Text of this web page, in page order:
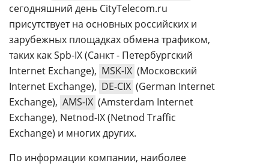
сегодняшний день CityTelecom.ru
присутствует на основных российских и
зарубежных площадках обмена трафиком,
таких как Spb-IX (Санкт - Петербургский
Internet Exchange), MSK-IX (Московский
Internet Exchange), DE-CIX (German Internet
Exchange), AMS-IX (Amsterdam Internet
Exchange), Netnod-IX (Netnod Traffic
Exchange) и многих других.
По информации компании, наиболее